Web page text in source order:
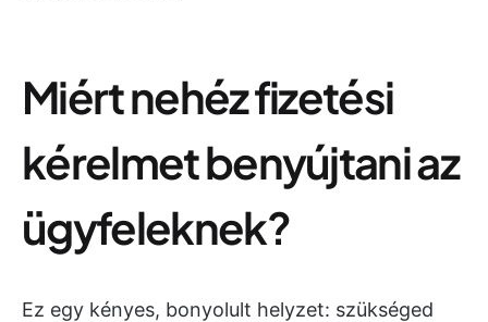
Miért nehéz fizetési
kérelmet benyújtani az
ügyfeleknek?
Ez egy kényes, bonyolult helyzet: szükséged